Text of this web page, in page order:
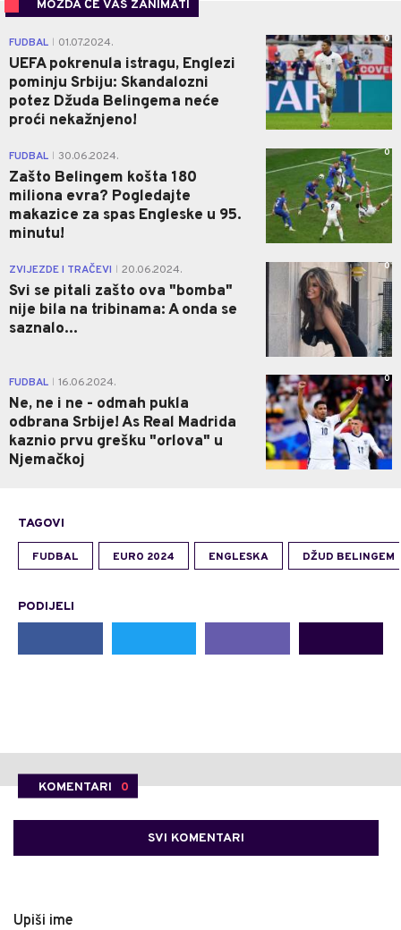
MOŽDA ĆE VAS ZANIMATI
FUDBAL 01.07.2024.
UEFA pokrenula istragu, Englezi
pominju Srbiju: Skandalozni
potez Džuda Belingema neće
proći nekažnjeno!
0
FUDBAL 30.06.2024.
Zašto Belingem košta 180
miliona evra? Pogledajte
makazice za spas Engleske u 95.
minutu!
0
ZVIJEZDE I TRAČEVI 20.06.2024.
Svi se pitali zašto ova "bomba"
nije bila na tribinama: A onda se
saznalo...
0
FUDBAL 16.06.2024.
Ne, ne i ne - odmah pukla
odbrana Srbije! As Real Madrida
kaznio prvu grešku "orlova" u
Njemačkoj
0
TAGOVI
FUDBAL EURO 2024 ENGLESKA DŽUD BELINGEM
PODIJELI
KOMENTARI 0
SVI KOMENTARI
Upiši ime